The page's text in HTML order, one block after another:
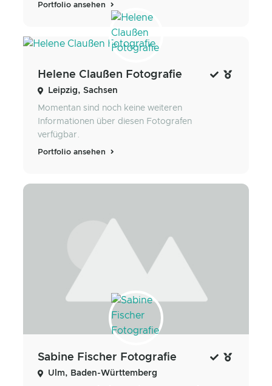
Portfolio ansehen
Helene Claußen Fotografie
Leipzig, Sachsen
Momentan sind noch keine weiteren
Informationen über diesen Fotografen
verfügbar.
Portfolio ansehen
Sabine Fischer Fotografie
Ulm, Baden-Württemberg